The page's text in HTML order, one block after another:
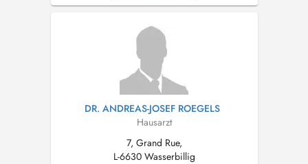
DR. ANDREAS-JOSEF ROEGELS
Hausarzt
7, Grand Rue,
L-6630 Wasserbillig